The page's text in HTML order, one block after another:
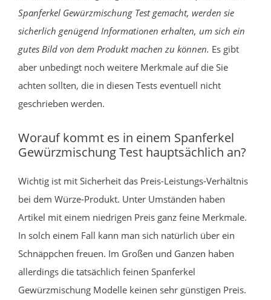
Spanferkel Gewürzmischung Test gemacht, werden sie
sicherlich genügend Informationen erhalten, um sich ein
gutes Bild von dem Produkt machen zu können. Es gibt
aber unbedingt noch weitere Merkmale auf die Sie
achten sollten, die in diesen Tests eventuell nicht
geschrieben werden.
Worauf kommt es in einem Spanferkel
Gewürzmischung Test hauptsächlich an?
Wichtig ist mit Sicherheit das Preis-Leistungs-Verhältnis
bei dem Würze-Produkt. Unter Umständen haben
Artikel mit einem niedrigen Preis ganz feine Merkmale.
In solch einem Fall kann man sich natürlich über ein
Schnäppchen freuen. Im Großen und Ganzen haben
allerdings die tatsächlich feinen Spanferkel
Gewürzmischung Modelle keinen sehr günstigen Preis.